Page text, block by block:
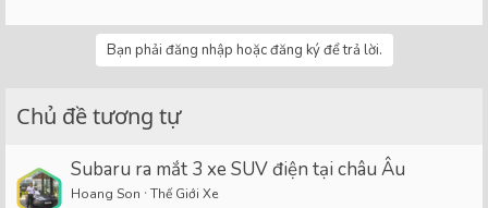
Bạn phải đăng nhập hoặc đăng ký để trả lời.
Chủ đề tương tự
Subaru ra mắt 3 xe SUV điện tại châu Âu
Hoang Son Thế Giới Xe